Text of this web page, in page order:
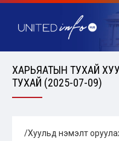
ХАРЬЯАТЫН ТУХАЙ
ТУХАЙ (2025-07-09)
/Хуульд нэмэлт